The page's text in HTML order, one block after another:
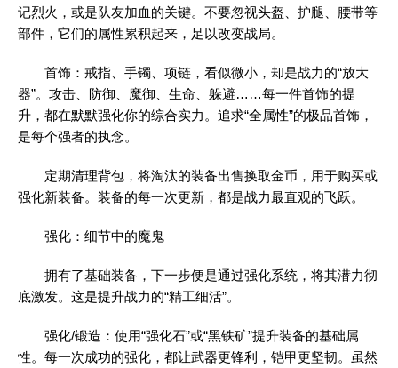
记烈火，或是队友加血的关键。不要忽视头盔、护腿、腰带等
部件，它们的属性累积起来，足以改变战局。
首饰：戒指、手镯、项链，看似微小，却是战力的“放大
器”。攻击、防御、魔御、生命、躲避……每一件首饰的提
升，都在默默强化你的综合实力。追求“全属性”的极品首饰，
是每个强者的执念。
定期清理背包，将淘汰的装备出售换取金币，用于购买或
强化新装备。装备的每一次更新，都是战力最直观的飞跃。
强化：细节中的魔鬼
拥有了基础装备，下一步便是通过强化系统，将其潜力彻
底激发。这是提升战力的“精工细活”。
强化/锻造：使用“强化石”或“黑铁矿”提升装备的基础属
性。每一次成功的强化，都让武器更锋利，铠甲更坚韧。虽然